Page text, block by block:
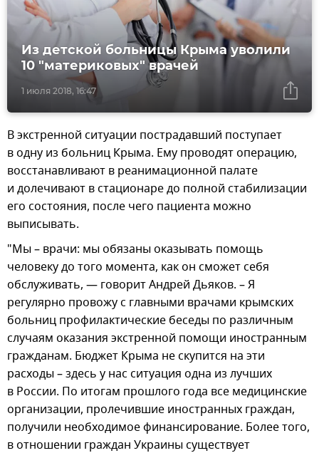
1 июля 2018, 16:47
Из детской больницы Крыма уволили
10 "материковых" врачей
В экстренной ситуации пострадавший поступает
в одну из больниц Крыма. Ему проводят операцию,
восстанавливают в реанимационной палате
и долечивают в стационаре до полной стабилизации
его состояния, после чего пациента можно
выписывать.
"Мы – врачи: мы обязаны оказывать помощь
человеку до того момента, как он сможет себя
обслуживать, — говорит Андрей Дьяков. – Я
регулярно провожу с главными врачами крымских
больниц профилактические беседы по различным
случаям оказания экстренной помощи иностранным
гражданам. Бюджет Крыма не скупится на эти
расходы – здесь у нас ситуация одна из лучших
в России. По итогам прошлого года все медицинские
организации, пролечившие иностранных граждан,
получили необходимое финансирование. Более того,
в отношении граждан Украины существует